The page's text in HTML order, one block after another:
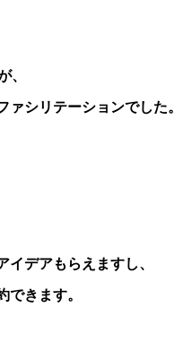
、
ァシリテーションでした。
イデアもらえますし、
できます。